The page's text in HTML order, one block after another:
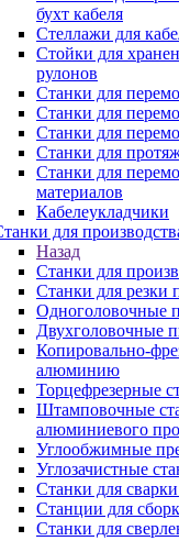
бухт кабеля
Стеллажи для
Стойки для
рулонов
Станки для
Станки для
Станки для
Станки для
Станки для
материалов
Кабелеукладчики
для
Назад
Станки для
Станки для резки
Одноголовочные
Двухголовочные
Копировально-
алюминию
Торцефрезерные
Штамповочные
алюминиевого
Углообжимные
Углозачистные
Станки для
Станции для
Станки для